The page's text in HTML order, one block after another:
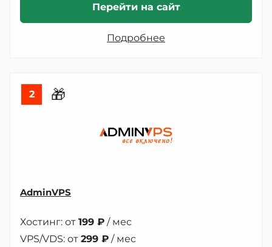
Перейти на сайт
Подробнее
2 🎁
AdminVPS
Хостинг: от 199 ₽ / мес
VPS/VDS: от 299 ₽ / мес